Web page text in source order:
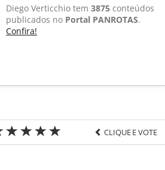
Diego Verticchio tem 3875 conteúdos
publicados no Portal PANROTAS.
Confira!
CLIQUE E VOTE